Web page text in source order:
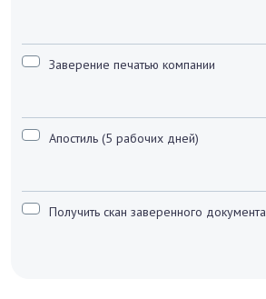
Заверение печатью компании
Апостиль (5 рабочих дней)
Получить скан заверенного документа